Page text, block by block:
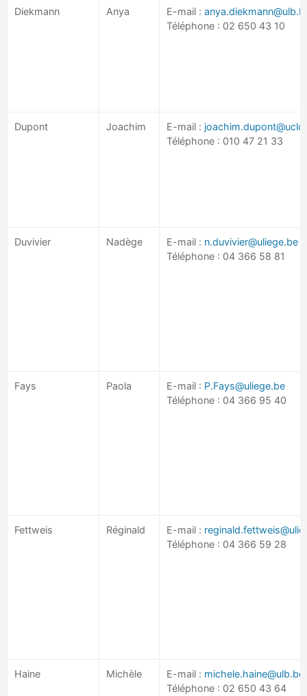
Diekmann Anya E-mail :
Téléphone : 02 650 43 10
Dupont Joachim E-mail :
Téléphone : 010 47 21 33
Duvivier Nadège E-mail : n.duvivier@uliege.be
Téléphone : 04 366 58 81
Fays Paola E-mail : P.Fays@uliege.be
Téléphone : 04 366 95 40
Fettweis Réginald E-mail :
Téléphone : 04 366 59 28
Haine Michèle E-mail : michele.haine@ulb.be
Téléphone : 02 650 43 64